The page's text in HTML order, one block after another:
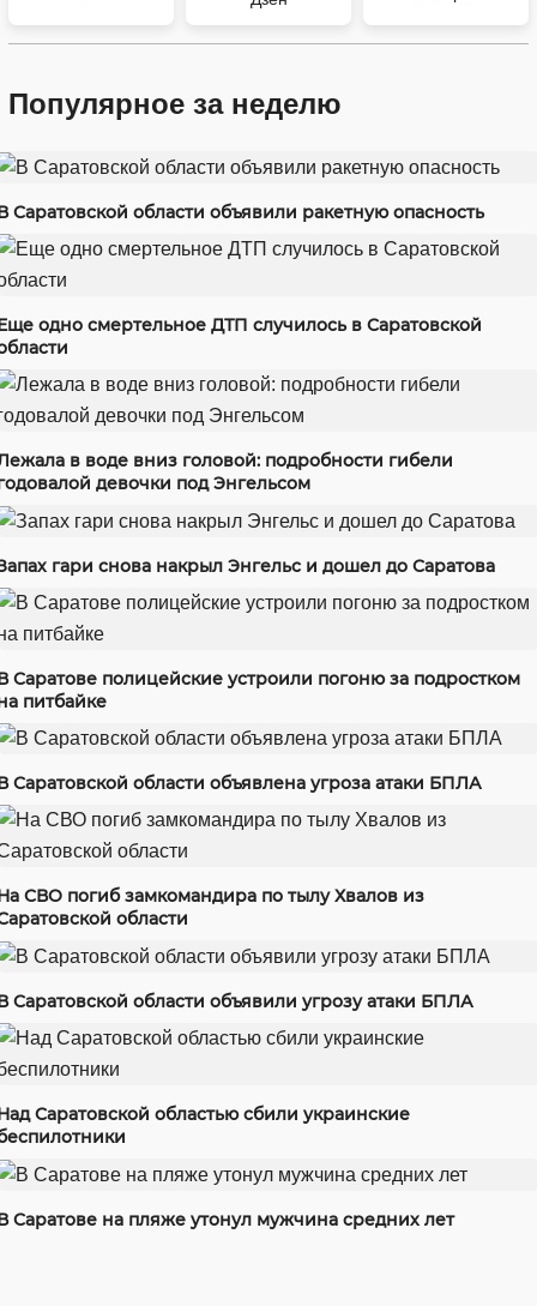
Популярное за неделю
Саратовской области объявили ракетную опасность
одно смертельное ДТП случилось в Саратовской
в воде вниз головой: подробности гибели
девочки под Энгельсом
гари снова накрыл Энгельс и дошел до Саратова
Саратове полицейские устроили погоню за подростком
питбайке
Саратовской области объявлена угроза атаки БПЛА
СВО погиб замкомандира по тылу Хвалов из
области
Саратовской области объявили угрозу атаки БПЛА
Саратовской областью сбили украинские
Саратове на пляже утонул мужчина средних лет